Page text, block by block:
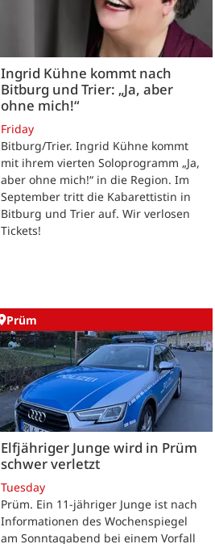
Ingrid Kühne kommt nach
Bitburg und Trier: „Ja, aber
ohne mich!“
Friday
Bitburg/Trier. Ingrid Kühne kommt
mit ihrem vierten Soloprogramm „Ja,
aber ohne mich!“ in die Region. Im
September tritt die Kabarettistin in
Bitburg und Trier auf. Wir verlosen
Tickets!
Prüm
Elfjähriger Junge wird in Prüm
schwer verletzt
Tuesday
Prüm. Ein 11-jähriger Junge ist nach
Informationen des Wochenspiegel
am Sonntagabend bei einem Vorfall